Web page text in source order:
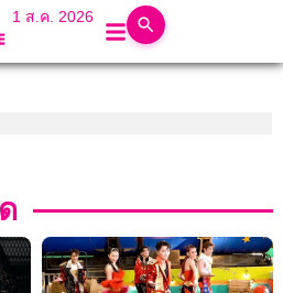
1 ส.ค. 2026